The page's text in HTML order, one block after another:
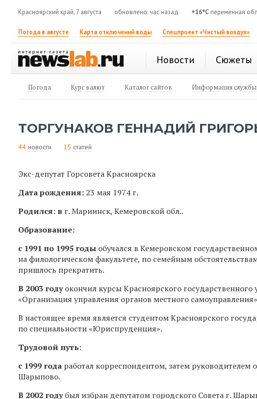
Красноярский край, 7 августа обновлено: час назад +16°C переменная
Погода в августе Карта отключений воды Спецпроект «Чистый воздух»
Новости Сюжеты
Погода Курс валют Каталог сайтов Информация службы
ТОРГУНАКОВ ГЕННАДИЙ
44 новости 15 статей
Экс-депутат Горсовета Красноярска
Дата рождения: 23 мая 1974 г.
Родился: в г. Мариинск, Кемеровской обл..
Образование:
с 1991 по 1995 годы обучался в Кемеровском
на филологическом факультете, по семейным
пришлось прекратить.
В 2003 годуокончил курсы Красноярского государственного
«Организация управления органов местного
В настоящее время является студентом Красноярского
по специальности «Юриспруденция».
Трудовой путь:
с 1999 года работал корреспондентом, затем руководителем
Шарыпово.
В 2002 годубыл избран депутатом городского Совета г.